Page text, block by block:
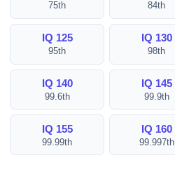
75th 84th
IQ 125
95th
IQ 130
98th
IQ 140
99.6th
IQ 145
99.9th
IQ 155
99.99th
IQ 160
99.997th